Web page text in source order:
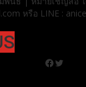
หรือ LINE :
Facebook
Twitter